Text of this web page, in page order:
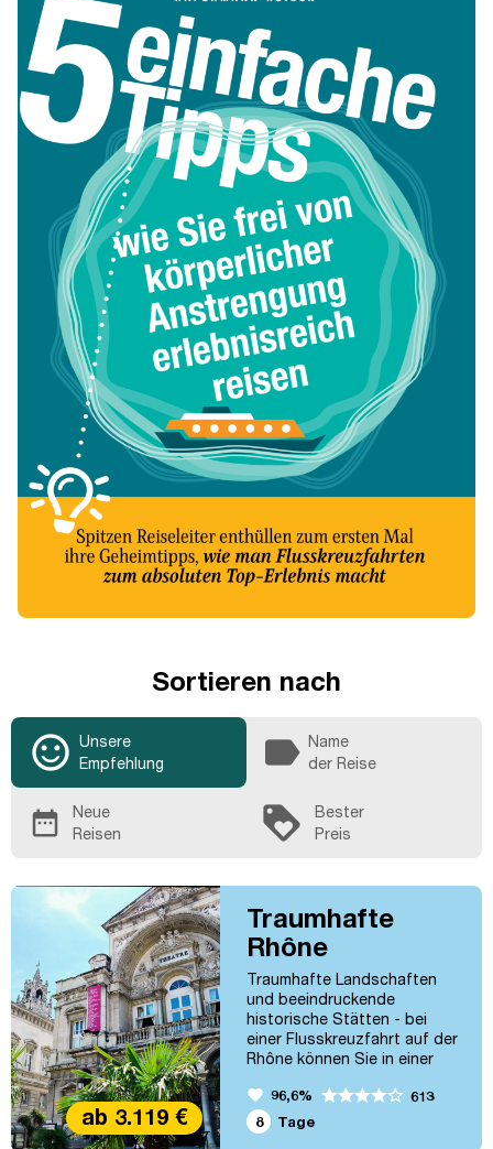
Sortieren nach
sentiment_satisfied_alt
Unsere
Empfehlung
label Name
der Reise
date_range
Neue
Reisen
loyalty
Bester
Preis
Traumhafte
Rhône
Traumhafte Landschaften
und beeindruckende
historische Stätten - bei
einer Flusskreuzfahrt auf der
Rhône können Sie in einer
erleben! Lyon – Viviers – Arles
– Avignon – Tournon / Tain-
l'Hermitage – Lyon
ab 3.119 €
favorite 96,6%
613
8
Tage